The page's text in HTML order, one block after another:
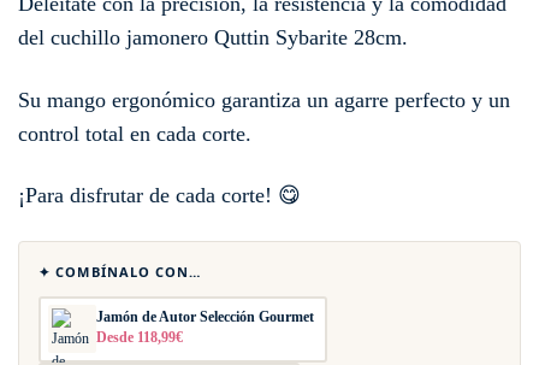
del cuchillo jamonero Quttin Sybarite 28cm.
Su mango ergonómico garantiza un agarre perfecto y un
control total en cada corte.
¡Para disfrutar de cada corte! 😋
✦ COMBÍNALO CON…
Jamón de Autor Selección Gourmet
Desde 118,99€